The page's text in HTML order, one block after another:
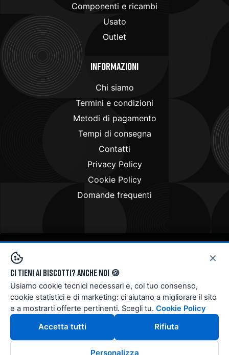
Componenti e ricambi
Usato
Outlet
Informazioni
Chi siamo
Termini e condizioni
Metodi di pagamento
Tempi di consegna
Contatti
Privacy Policy
Cookie Policy
Domande frequenti
Copyright © 2024 . All rights reserved
×
Ci tieni ai biscotti? Anche noi 🍪
Usiamo cookie tecnici necessari e, col tuo consenso,
cookie statistici e di marketing: ci aiutano a migliorare il sito
e a mostrarti offerte pertinenti. Scegli tu. Cookie Policy
Accetta tutti Rifiuta
Personalizza